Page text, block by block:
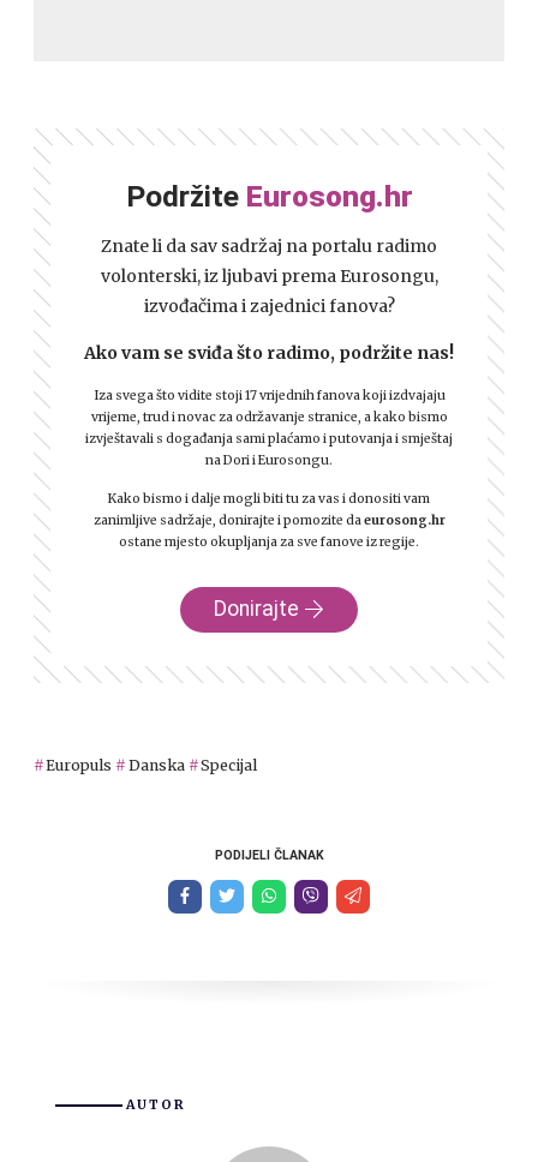
Podržite Eurosong.hr
Znate li da sav sadržaj na portalu radimo
volonterski, iz ljubavi prema Eurosongu,
izvođačima i zajednici fanova?
Ako vam se sviđa što radimo, podržite nas!
Iza svega što vidite stoji 17 vrijednih fanova koji izdvajaju
vrijeme, trud i novac za održavanje stranice, a kako bismo
izvještavali s događanja sami plaćamo i putovanja i smještaj
na Dori i Eurosongu.
Kako bismo i dalje mogli biti tu za vas i donositi vam
zanimljive sadržaje, donirajte i pomozite da eurosong.hr
ostane mjesto okupljanja za sve fanove iz regije.
Donirajte
Europuls Danska Specijal
PODIJELI ČLANAK
AUTOR